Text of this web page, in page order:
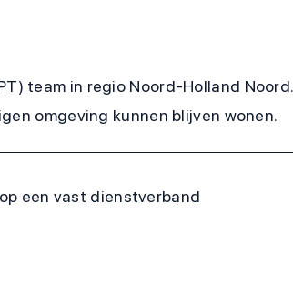
team in regio Noord-Holland
omgeving kunnen blijven wonen.
een vast dienstverband